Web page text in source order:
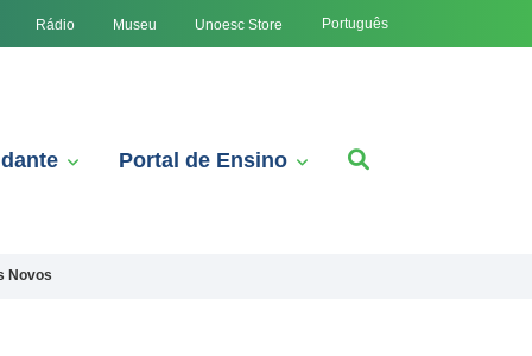
Rádio Museu Unoesc Store Português
Portal de Ensino
Novos